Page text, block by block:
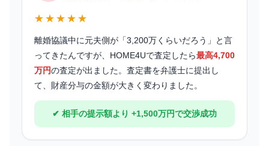
★★★★★
離婚協議中に元夫側が「3,200万くらいだろう」と言
ってきたんですが、HOME4Uで査定したら最高4,700
万円の査定が出ました。査定書を弁護士に提出し
て、財産分与の金額が大きく変わりました。
✔ 相手の提示額より +1,500万円で交渉成功